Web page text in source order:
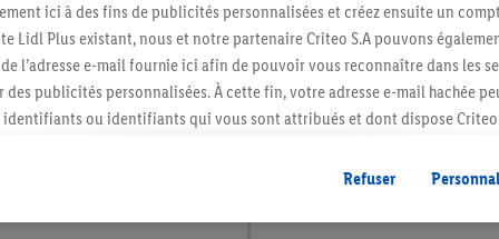
ici à des fins de publicités personnalisées et créez ensuite un
Lidl Plus existant, nous et notre partenaire Criteo S.A pouvons
l’adresse e-mail fournie ici afin de pouvoir vous reconnaître dans les
publicités personnalisées. À cette fin, votre adresse e-mail hachée
identifiants ou identifiants qui vous sont attribués et dont dispose Criteo
(par exemple en plaçant le produit dans un panier d’un webshop
être affichées sur plusieurs apppareils et plusieurs services de Lidl si
peuvent vous être attribués en utilisant votre adresse e-mail hachée et,
Refuser